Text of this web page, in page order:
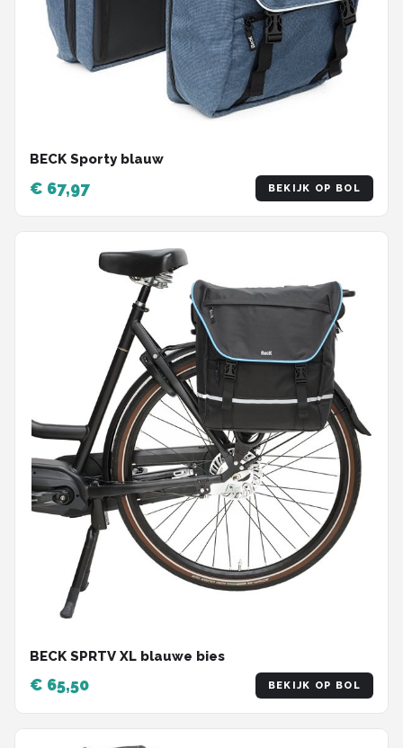
BECK Sporty blauw
€ 67,97 BEKIJK OP BOL
BECK SPRTV XL blauwe bies
€ 65,50 BEKIJK OP BOL